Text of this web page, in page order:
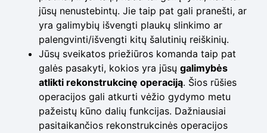
jūsų nenustebintų. Jie taip pat gali pranešti, ar
yra galimybių išvengti plaukų slinkimo ar
palengvinti/išvengti kitų šalutinių reiškinių.
Jūsų sveikatos priežiūros komanda taip pat
galės pasakyti, kokios yra jūsų galimybės
atlikti rekonstrukcinę operaciją. Šios rūšies
operacijos gali atkurti vėžio gydymo metu
pažeistų kūno dalių funkcijas. Dažniausiai
pasitaikančios rekonstrukcinės operacijos